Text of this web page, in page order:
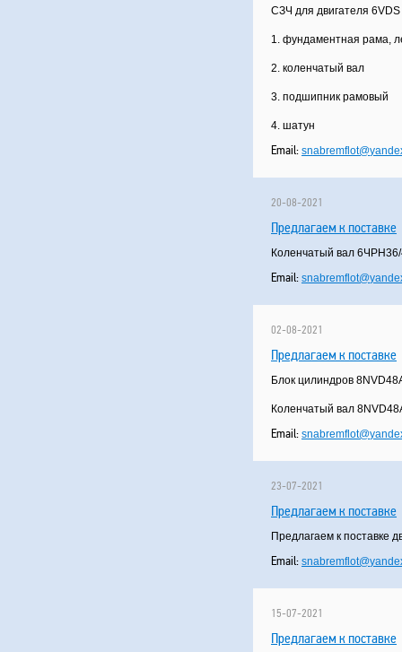
СЗЧ для двигателя
1. фундаментная рама,
2. коленчатый вал
3. подшипник рамовый
4. шатун
Email: snabremflot@
20-08-2021
Предлагаем к поставке
Коленчатый вал
Email: snabremflot@
02-08-2021
Предлагаем к поставке
Блок цилиндров
Коленчатый вал
Email: snabremflot@
23-07-2021
Предлагаем к поставке
Предлагаем к поставке
Email: snabremflot@
15-07-2021
Предлагаем к поставке